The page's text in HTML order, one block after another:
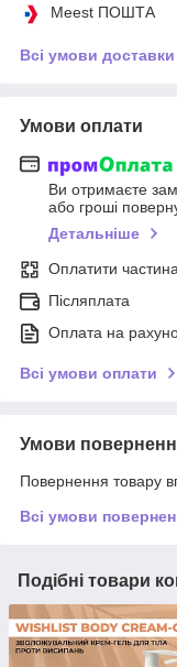
Meest ПОШТА
Всі умови доставки
Умови оплати
Ви отримаєте
або гроші
Детальніше
Оплатити
Післяплата
Оплата на
Всі умови оплати
Умови
Повернення товару
Всі умови
Подібні товари